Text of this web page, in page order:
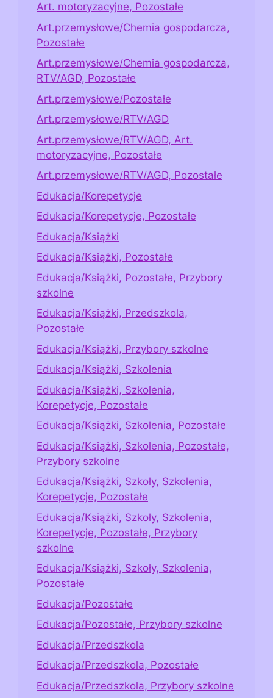
Art. motoryzacyjne, Pozostałe
Art.przemysłowe/Chemia gospodarcza,
Pozostałe
Art.przemysłowe/Chemia gospodarcza,
RTV/AGD, Pozostałe
Art.przemysłowe/Pozostałe
Art.przemysłowe/RTV/AGD
Art.przemysłowe/RTV/AGD, Art.
motoryzacyjne, Pozostałe
Art.przemysłowe/RTV/AGD, Pozostałe
Edukacja/Korepetycje
Edukacja/Korepetycje, Pozostałe
Edukacja/Książki
Edukacja/Książki, Pozostałe
Edukacja/Książki, Pozostałe, Przybory
szkolne
Edukacja/Książki, Przedszkola,
Pozostałe
Edukacja/Książki, Przybory szkolne
Edukacja/Książki, Szkolenia
Edukacja/Książki, Szkolenia,
Korepetycje, Pozostałe
Edukacja/Książki, Szkolenia, Pozostałe
Edukacja/Książki, Szkolenia, Pozostałe,
Przybory szkolne
Edukacja/Książki, Szkoły, Szkolenia,
Korepetycje, Pozostałe
Edukacja/Książki, Szkoły, Szkolenia,
Korepetycje, Pozostałe, Przybory
szkolne
Edukacja/Książki, Szkoły, Szkolenia,
Pozostałe
Edukacja/Pozostałe
Edukacja/Pozostałe, Przybory szkolne
Edukacja/Przedszkola
Edukacja/Przedszkola, Pozostałe
Edukacja/Przedszkola, Przybory szkolne